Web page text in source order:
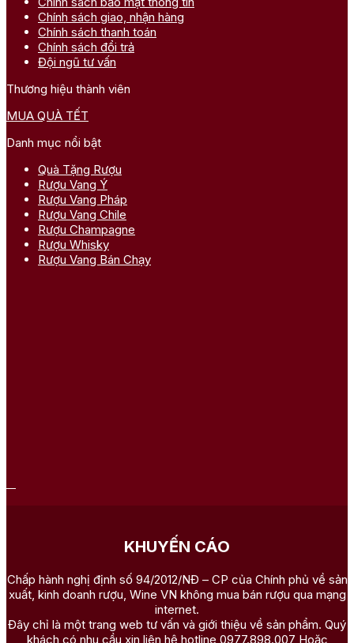
Chính sách giao, nhận hàng
Chính sách thanh toán
Chính sách đổi trả
Đội ngũ tư vấn
Thương hiệu thành viên
MUA QUÀ TẾT
Danh mục nổi bật
Quà Tặng Rượu
Rượu Vang Ý
Rượu Vang Pháp
Rượu Vang Chile
Rượu Champagne
Rượu Whisky
Rượu Vang Bán Chạy
KHUYẾN CÁO
Chấp hành nghị định số 94/2012/NĐ – CP của Chính phủ về sản
xuất, kinh doanh rượu, Wine VN không mua bán rượu qua mạng
internet.
Đây chỉ là một trang web tư vấn và giới thiệu về sản phẩm. Quý
khách có nhu cầu xin liên hệ hotline 0977.898.007 Hoặc